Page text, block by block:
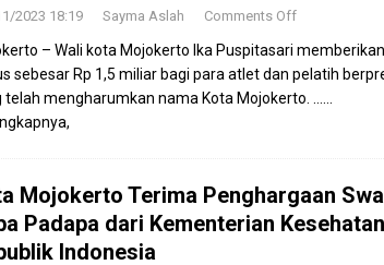
2023 18:19 Sayma Aslah Comments Off
– Wali kota Mojokerto Ika Puspitasari memberikan
sebesar Rp 1,5 miliar bagi para atlet dan pelatih
telah mengharumkan nama Kota Mojokerto.
Mojokerto Terima Penghargaan
Padapa dari Kementerian Kesehatan
Indonesia